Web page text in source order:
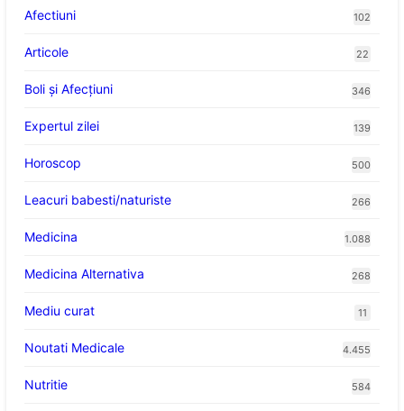
Afectiuni
102
Articole 22
Boli și Afecțiuni 346
Expertul zilei 139
Horoscop 500
Leacuri babesti/naturiste 266
Medicina 1.088
Medicina Alternativa 268
Mediu curat 11
Noutati Medicale 4.455
Nutritie 584